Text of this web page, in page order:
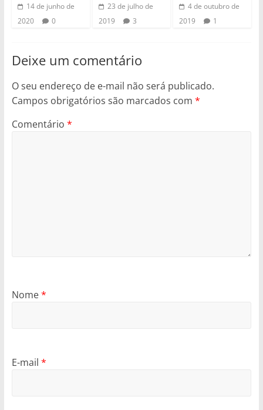
14 de junho de
2020
0
23 de julho de
2019
3
4 de outubro de
2019
1
Deixe um comentário
O seu endereço de e-mail não será publicado.
Campos obrigatórios são marcados com *
Comentário *
Nome*
E-mail *